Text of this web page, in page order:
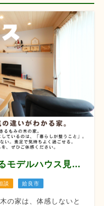
空気の違いを体感できるモデルハウス見学会 【8月12/13/14/22/23/29/30】
談 姶良市
の家は、体感しないと